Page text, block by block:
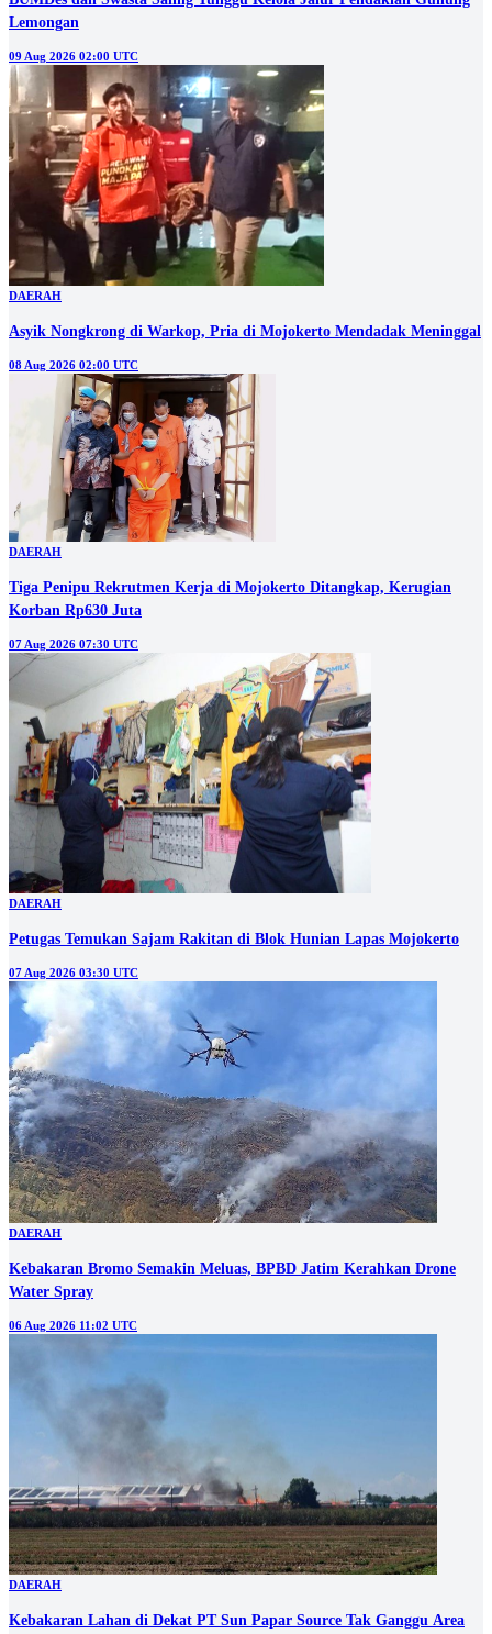
Lemongan
09 Aug 2026 02:00 UTC
DAERAH
Asyik Nongkrong di Warkop, Pria di Mojokerto Mendadak Meninggal
08 Aug 2026 02:00 UTC
DAERAH
Tiga Penipu Rekrutmen Kerja di Mojokerto Ditangkap, Kerugian
Korban Rp630 Juta
07 Aug 2026 07:30 UTC
DAERAH
Petugas Temukan Sajam Rakitan di Blok Hunian Lapas Mojokerto
07 Aug 2026 03:30 UTC
DAERAH
Kebakaran Bromo Semakin Meluas, BPBD Jatim Kerahkan Drone
Water Spray
06 Aug 2026 11:02 UTC
DAERAH
Kebakaran Lahan di Dekat PT Sun Papar Source Tak Ganggu Area